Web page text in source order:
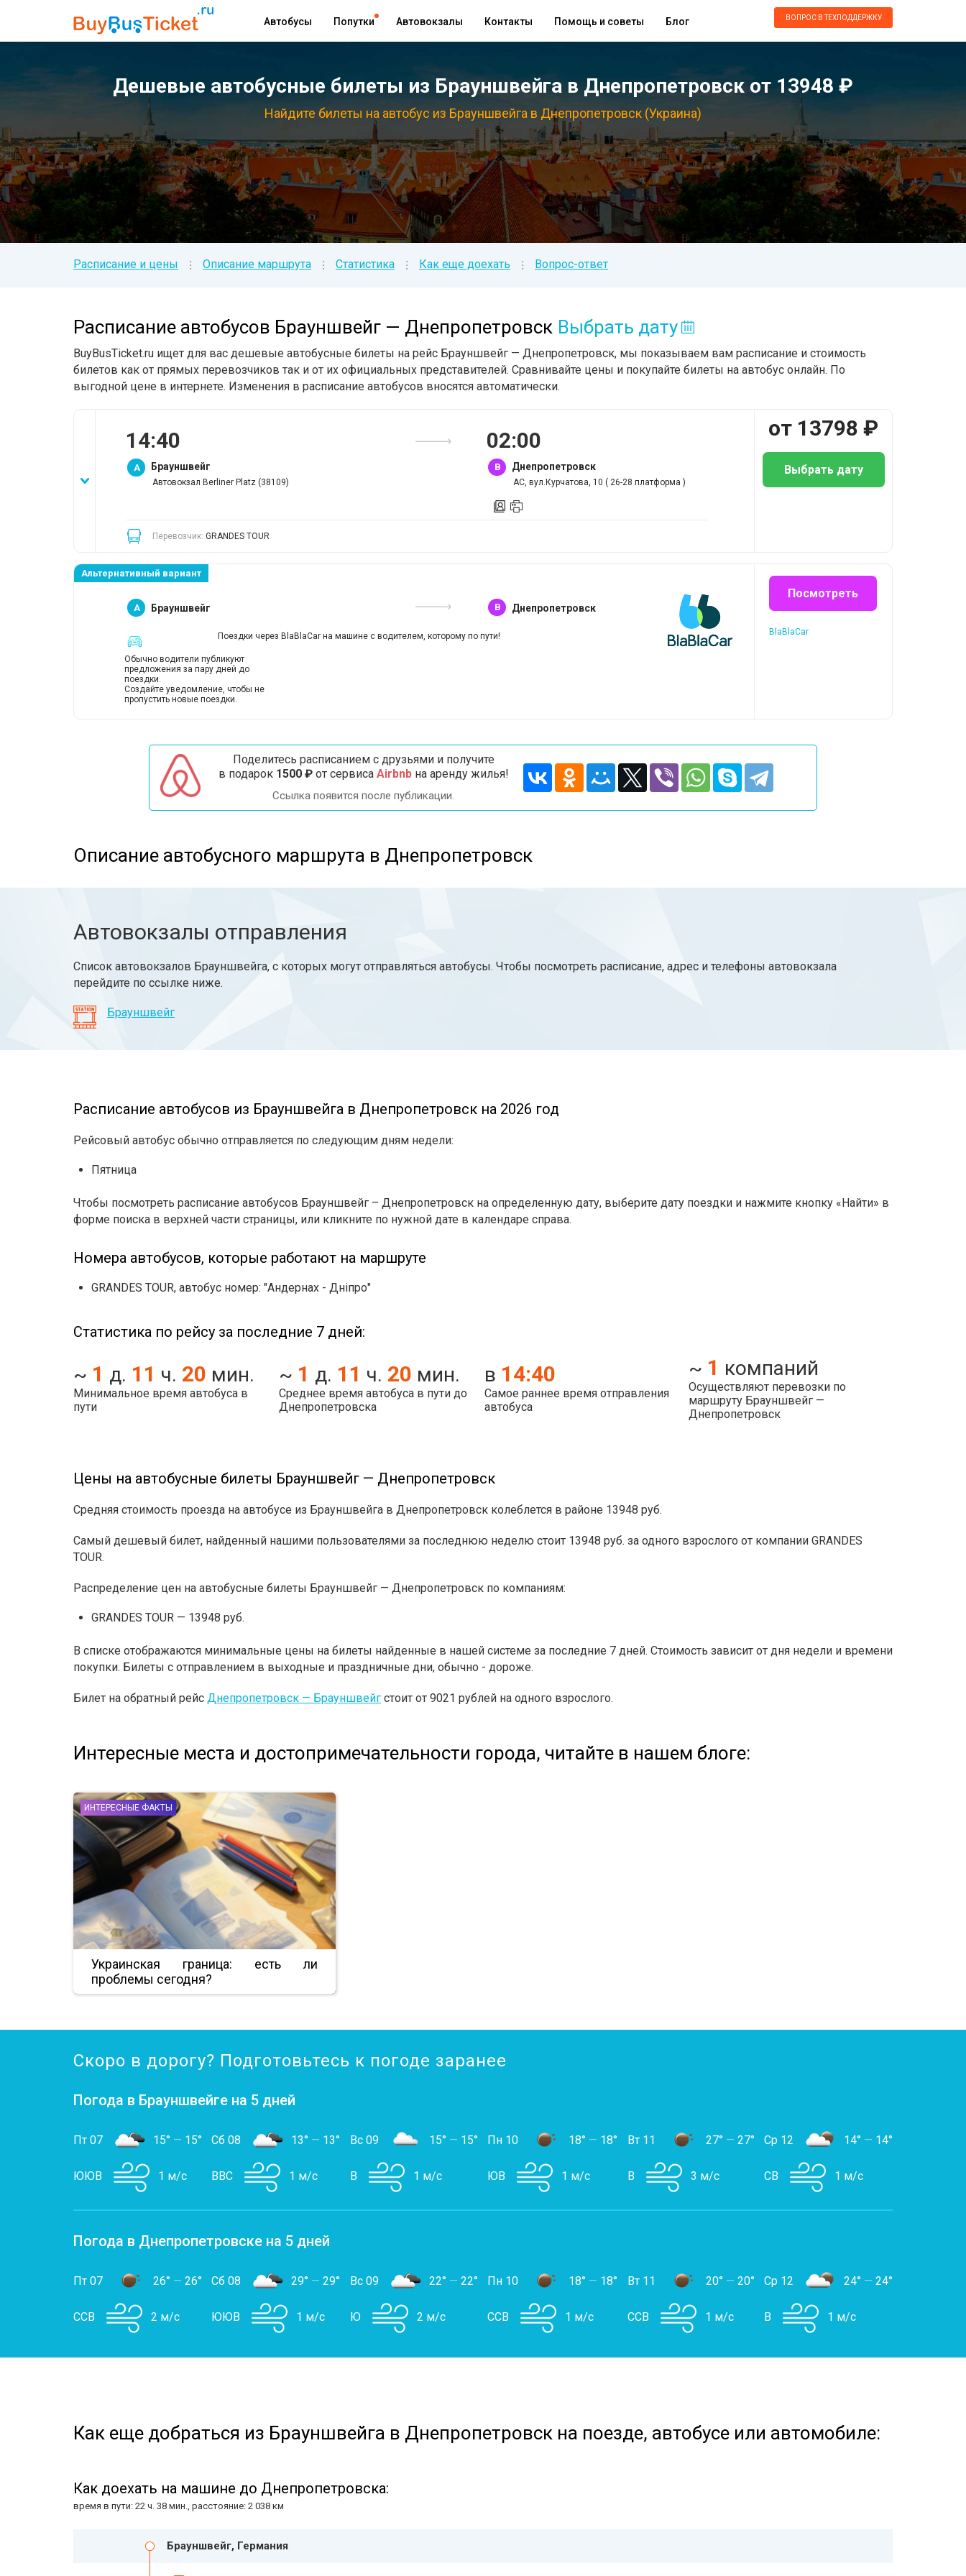
Автобусы Попутки Автовокзалы Контакты Помощь и советы Блог ВОПРОС В ТЕХПОДДЕРЖКУ
Дешевые автобусные билеты из Брауншвейга в Днепропетровск от 13948 ₽
Найдите билеты на автобус из Брауншвейга в Днепропетровск (Украина)
Расписание и цены ⁝ Описание маршрута ⁝ Статистика ⁝ Как еще доехать ⁝ Вопрос-ответ
Расписание автобусов Брауншвейг — Днепропетровск Выбрать дату
BuyBusTicket.ru ищет для вас дешевые автобусные билеты на рейс Брауншвейг — Днепропетровск, мы показываем вам расписание и стоимость
билетов как от прямых перевозчиков так и от их официальных представителей. Сравнивайте цены и покупайте билеты на автобус онлайн. По
выгодной цене в интернете. Изменения в расписание автобусов вносятся автоматически.
14:40
A Брауншвейг
Автовокзал Berliner Platz (38109)
02:00
B Днепропетровск
АС, вул.Курчатова, 10 ( 26-28 платформа )
Перевозчик: GRANDES TOUR
от 13798 ₽
Выбрать дату
Альтернативный вариант
A Брауншвейг B Днепропетровск
Поездки через BlaBlaCar на машине с водителем, которому по пути!
Обычно водители публикуют
предложения за пару дней до
поездки.
Создайте уведомление, чтобы не
пропустить новые поездки.
Посмотреть
BlaBlaCar
Поделитесь расписанием с друзьями и получите
в подарок 1500 ₽от сервиса Airbnbна аренду жилья!
Ссылка появится после публикации.
Описание автобусного маршрута в Днепропетровск
Автовокзалы отправления
Список автовокзалов Брауншвейга, с которых могут отправляться автобусы. Чтобы посмотреть расписание, адрес и телефоны автовокзала
перейдите по ссылке ниже.
Брауншвейг
Расписание автобусов из Брауншвейга в Днепропетровск на 2026 год
Рейсовый автобус обычно отправляется по следующим дням недели:
Пятница
Чтобы посмотреть расписание автобусов Брауншвейг – Днепропетровск на определенную дату, выберите дату поездки и нажмите кнопку «Найти» в
форме поиска в верхней части страницы, или кликните по нужной дате в календаре справа.
Номера автобусов, которые работают на маршруте
GRANDES TOUR, автобус номер: "Андернах - Дніпро"
Статистика по рейсу за последние 7 дней:
~ 1 д. 11 ч. 20 мин.
Минимальное время автобуса в
пути
~ 1 д. 11 ч. 20 мин.
Среднее время автобуса в пути до
Днепропетровска
в 14:40
Самое раннее время отправления
автобуса
~ 1 компаний
Осуществляют перевозки по
маршруту Брауншвейг —
Днепропетровск
Цены на автобусные билеты Брауншвейг — Днепропетровск
Средняя стоимость проезда на автобусе из Брауншвейга в Днепропетровск колеблется в районе 13948 руб.
Самый дешевый билет, найденный нашими пользователями за последнюю неделю стоит 13948 руб. за одного взрослого от компании GRANDES
TOUR.
Распределение цен на автобусные билеты Брауншвейг — Днепропетровск по компаниям:
GRANDES TOUR — 13948 руб.
В списке отображаются минимальные цены на билеты найденные в нашей системе за последние 7 дней. Стоимость зависит от дня недели и времени
покупки. Билеты с отправлением в выходные и праздничные дни, обычно - дороже.
Билет на обратный рейс Днепропетровск — Брауншвейг стоит от 9021 рублей на одного взрослого.
Интересные места и достопримечательности города, читайте в нашем блоге:
ИНТЕРЕСНЫЕ ФАКТЫ
Украинская граница: есть ли
проблемы сегодня?
Скоро в дорогу? Подготовьтесь к погоде заранее
Погода в Брауншвейге на 5 дней
Пт 07 15° — 15°
ЮЮВ 1 м/с
Сб 08 13° — 13°
ВВС 1 м/с
Вс 09 15° — 15°
В 1 м/с
Пн 10 18° — 18°
ЮВ 1 м/с
Вт 11 27° — 27°
В 3 м/с
Ср 12 14° — 14°
СВ 1 м/с
Погода в Днепропетровске на 5 дней
Пт 07 26° — 26°
ССВ 2 м/с
Сб 08 29° — 29°
ЮЮВ 1 м/с
Вс 09 22° — 22°
Ю 2 м/с
Пн 10 18° — 18°
ССВ 1 м/с
Вт 11 20° — 20°
ССВ 1 м/с
Ср 12 24° — 24°
В 1 м/с
Как еще добраться из Брауншвейга в Днепропетровск на поезде, автобусе или автомобиле:
Как доехать на машине до Днепропетровска:
время в пути: 22 ч. 38 мин., расстояние: 2 038 км
Брауншвейг, Германия